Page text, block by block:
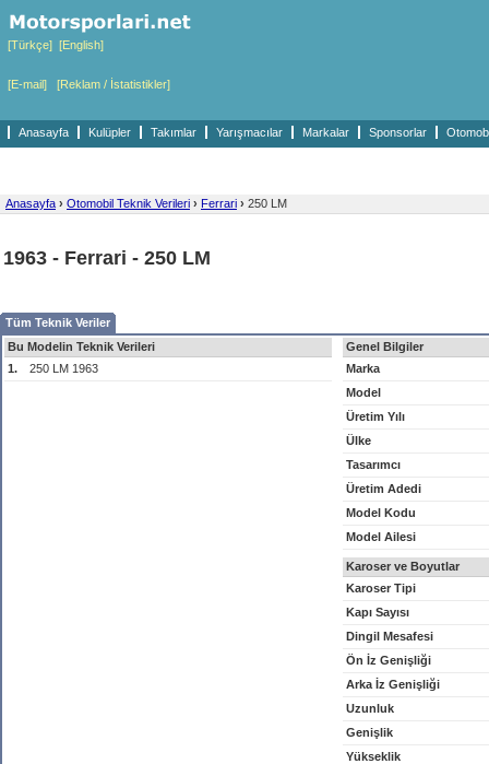
[Türkçe] [English]
[E-mail] [Reklam / İstatistikler]
Anasayfa Kulüpler Takımlar Yarışmacılar Markalar Sponsorlar
Anasayfa › Otomobil Teknik Verileri › Ferrari › 250 LM
1963 - Ferrari - 250 LM
Tüm Teknik Veriler
Bu Modelin Teknik Verileri
1.
250 LM 1963
Genel Bilgiler
Marka
Model
Üretim Yılı
Ülke
Tasarımcı
Üretim Adedi
Model Kodu
Model Ailesi
Karoser ve Boyutlar
Karoser Tipi
Kapı Sayısı
Dingil Mesafesi
Ön İz Genişliği
Arka İz Genişliği
Uzunluk
Genişlik
Yükseklik